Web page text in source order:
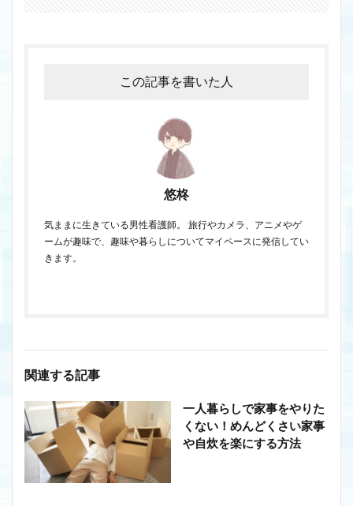
この記事を書いた人
悠柊
気ままに生きている男性看護師。 旅行やカメラ、アニメやゲ
ームが趣味で、趣味や暮らしについてマイペースに発信してい
きます。
関連する記事
一人暮らしで家事をやりた
くない！めんどくさい家事
や自炊を楽にする方法